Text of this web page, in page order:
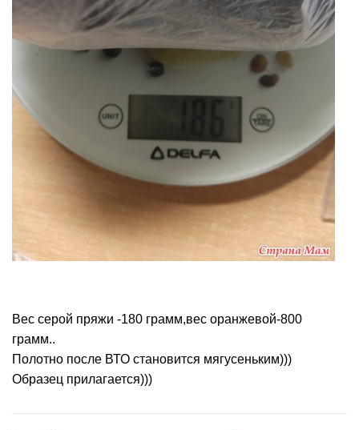
Вес серой пряжи -180 грамм,вес оранжевой-800
грамм..
Полотно после ВТО становится мягусеньким)))
Образец прилагается)))